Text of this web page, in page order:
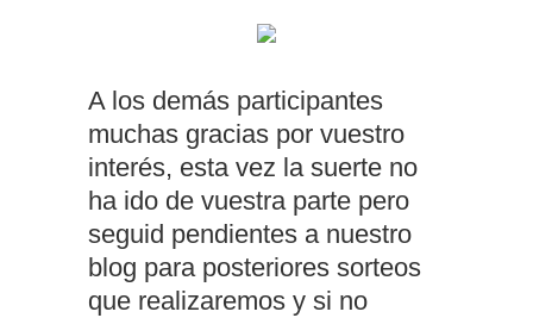
A los demás participantes
muchas gracias por vuestro
interés, esta vez la suerte no
ha ido de vuestra parte pero
seguid pendientes a nuestro
blog para posteriores sorteos
que realizaremos y si no